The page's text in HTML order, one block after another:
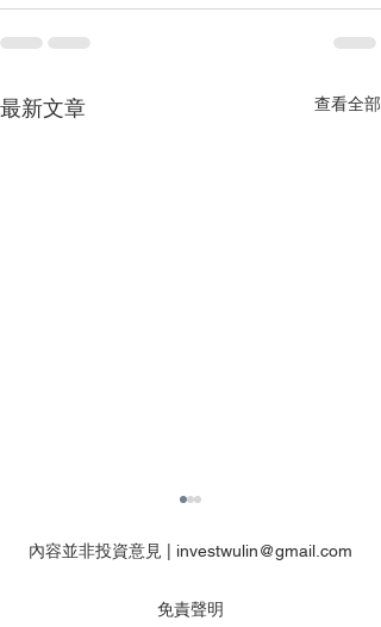
最新文章 查看全部
內容並非投資意見 | investwulin@gmail.com
免責聲明